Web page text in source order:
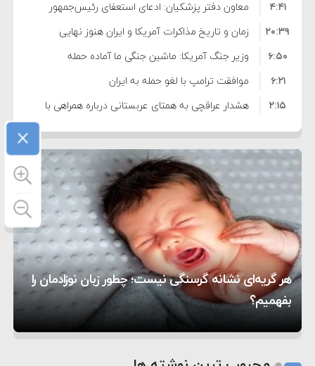
معاون دفتر پزشکیان: ادعای استعفای رئیس‌جمهور
واهی و کذب محض است
۴:۴۱
زمان و تاریخ مذاکرات آمریکا و ایران هنوز نهایی
نشده است
۲۰:۳۹
وزیر جنگ آمریکا: ماشین جنگی ما آماده حمله
نظامی علیه ایران است
۶:۵۰
موافقت ترامپ با لغو حمله به ایران
۶:۲۱
هشدار عراقچی به همتای عربستانی درباره همراهی با
آمریکا
۲:۱۵
مقام ارشد امنیتی: برنامه گسترده‌ای برای پاسخ به
دیوانگی آمریکا داریم
۷:۱۰
ترامپ دستور حملات جدید علیه ایران را صادر کرد
۵:۴۵
سپاه: دو نفتکش متخلف مورد اصابت قرار گرفته و
متوقف شدند
۱۲:۵۹
ترامپ مدعی توافق تاریخی برای خلع سلاح کامل
حماس شد
۸:۵۷
اعتراض عراقچی به همتای بلغارستانی به دلیل کمک
به آمریکا در حملات به ایران
۱۶:۱۹
کشورهایی که به متجاوزان کمک می کنند پاسخ
سختی خواهند گرفت
۱۰:۱۵
سنتکام پایان تجاوز جدید به ایران را اعلام کرد
۶:۰۵
هر گریه‌ای نشانه گرسنگی نیست؛ چطور زبان نوزادمان را
بفهمیم؟
تغذیه پدر می‌تواند بر سلامت نوزاد تأثیر بگذارد
روی دیگر زندگی
2
×